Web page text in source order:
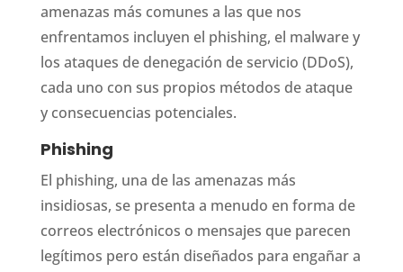
amenazas más comunes a las que nos
enfrentamos incluyen el phishing, el malware y
los ataques de denegación de servicio (DDoS),
cada uno con sus propios métodos de ataque
y consecuencias potenciales.
Phishing
El phishing, una de las amenazas más
insidiosas, se presenta a menudo en forma de
correos electrónicos o mensajes que parecen
legítimos pero están diseñados para engañar a